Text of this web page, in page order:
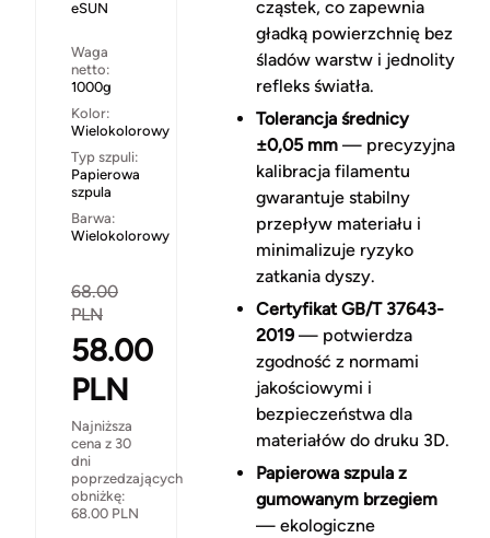
eSUN
Waga
netto:
1000g
Kolor:
Wielokolorowy
Typ szpuli:
Papierowa
szpula
Barwa:
Wielokolorowy
68.00
PLN
58.00
PLN
Najniższa
cena z 30
dni
poprzedzających
obniżkę:
68.00 PLN
cząstek, co zapewnia
gładką powierzchnię bez
śladów warstw i jednolity
refleks światła.
Tolerancja średnicy
±0,05 mm— precyzyjna
kalibracja filamentu
gwarantuje stabilny
przepływ materiału i
minimalizuje ryzyko
zatkania dyszy.
Certyfikat GB/T 37643-
2019— potwierdza
zgodność z normami
jakościowymi i
bezpieczeństwa dla
materiałów do druku 3D.
Papierowa szpula z
gumowanym brzegiem
— ekologiczne